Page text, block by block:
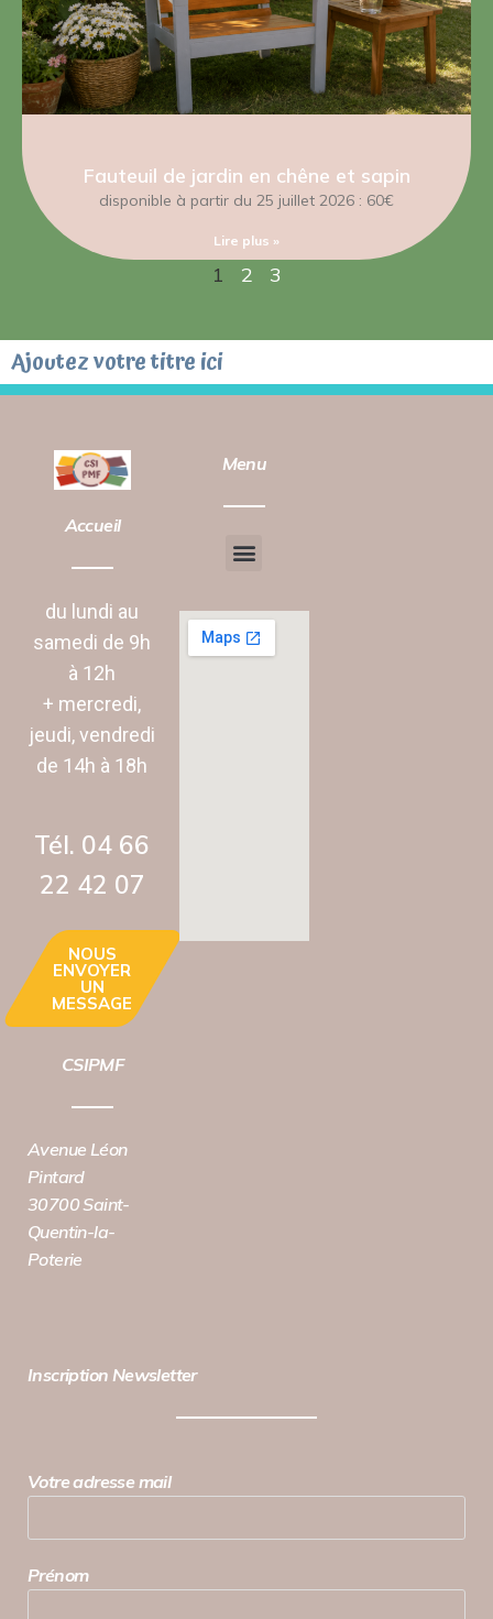
Fauteuil de jardin en chêne et sapin
disponible à partir du 25 juillet 2026 : 60€
Lire plus »
1 2 3
Ajoutez votre titre ici
Accueil
du lundi au
samedi de 9h
à 12h
+ mercredi,
jeudi, vendredi
de 14h à 18h
Tél. 04 66
22 42 07‬
NOUS
ENVOYER
UN
MESSAGE
CSIPMF
Avenue Léon
Pintard
30700 Saint-
Quentin-la-
Poterie
Menu
Inscription Newsletter
Votre adresse mail
Prénom